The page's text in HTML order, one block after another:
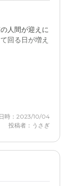
た、謝罪する
で頻繁に行き
段に見合って
人間が迎えに
回る日が増え
自身や家族に
がします。自
時：2023/10/04
投稿者：うさぎ